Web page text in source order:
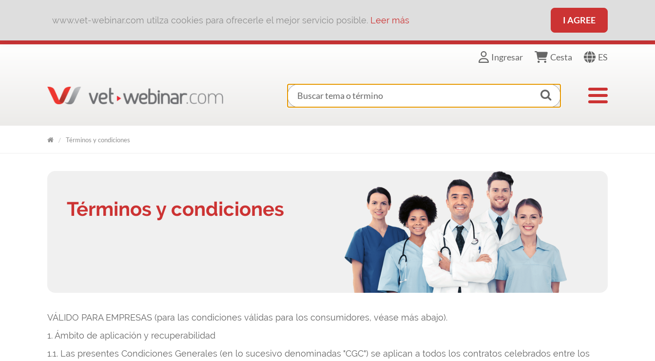
www.vet-webinar.com utilza cookies para ofrecerle el mejor servicio posible. Leer más I AGREE
Ingresar Cesta ES
Toggle
Términos y condiciones
Términos y condiciones
VÁLIDO PARA EMPRESAS (para las condiciones válidas para los consumidores, véase más abajo).
1. Ámbito de aplicación y recuperabilidad
1.1. Las presentes Condiciones Generales (en lo sucesivo denominadas "CGC") se aplican a todos los contratos celebrados entre los